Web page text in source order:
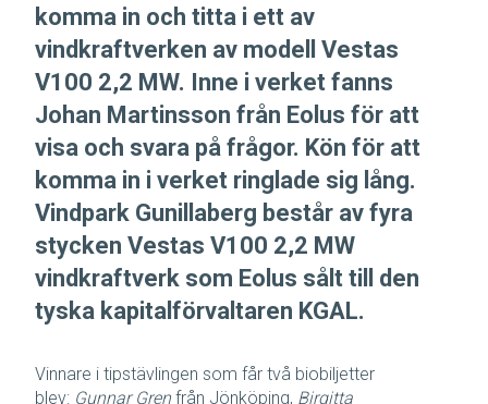
komma in och titta i ett av
vindkraftverken av modell Vestas
V100 2,2 MW. Inne i verket fanns
Johan Martinsson från Eolus för att
visa och svara på frågor. Kön för att
komma in i verket ringlade sig lång.
Vindpark Gunillaberg består av fyra
stycken Vestas V100 2,2 MW
vindkraftverk som Eolus sålt till den
tyska kapitalförvaltaren KGAL.
Vinnare i tipstävlingen som får två biobiljetter
blev: Gunnar Grenfrån Jönköping, Birgitta